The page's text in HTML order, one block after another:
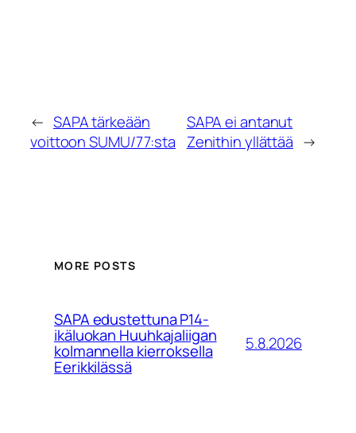
← SAPA tärkeään
voittoon SUMU/77:sta
SAPA ei antanut
Zenithin yllättää →
MORE POSTS
SAPA edustettuna P14-
ikäluokan Huuhkajaliigan
kolmannella kierroksella
Eerikkilässä
5.8.2026